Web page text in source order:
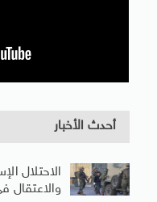
أحدث الأخبار
الاحتلال
والاعتقال